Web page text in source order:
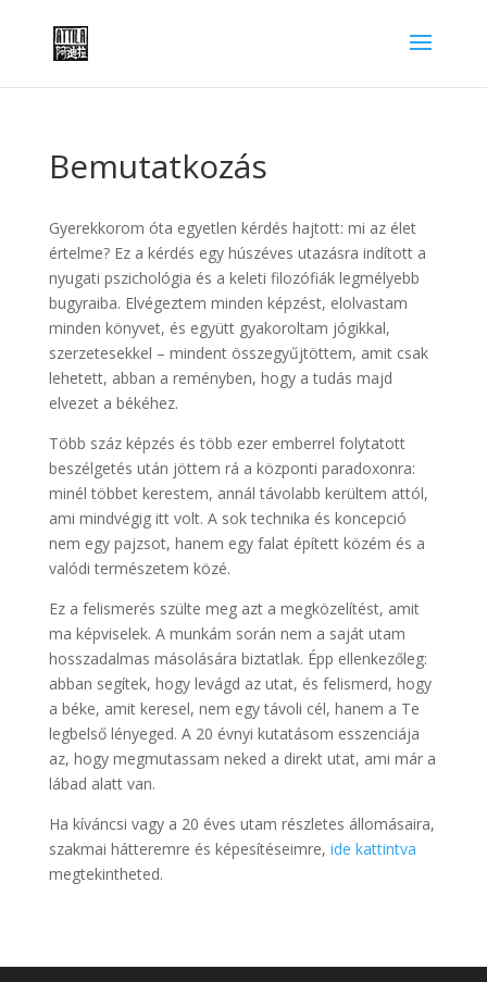
Bemutatkozás
Gyerekkorom óta egyetlen kérdés hajtott: mi az élet
értelme? Ez a kérdés egy húszéves utazásra indított a
nyugati pszichológia és a keleti filozófiák legmélyebb
bugyraiba. Elvégeztem minden képzést, elolvastam
minden könyvet, és együtt gyakoroltam jógikkal,
szerzetesekkel – mindent összegyűjtöttem, amit csak
lehetett, abban a reményben, hogy a tudás majd
elvezet a békéhez.
Több száz képzés és több ezer emberrel folytatott
beszélgetés után jöttem rá a központi paradoxonra:
minél többet kerestem, annál távolabb kerültem attól,
ami mindvégig itt volt. A sok technika és koncepció
nem egy pajzsot, hanem egy falat épített közém és a
valódi természetem közé.
Ez a felismerés szülte meg azt a megközelítést, amit
ma képviselek. A munkám során nem a saját utam
hosszadalmas másolására biztatlak. Épp ellenkezőleg:
abban segítek, hogy levágd az utat, és felismerd, hogy
a béke, amit keresel, nem egy távoli cél, hanem a Te
legbelső lényeged. A 20 évnyi kutatásom esszenciája
az, hogy megmutassam neked a direkt utat, ami már a
lábad alatt van.
Ha kíváncsi vagy a 20 éves utam részletes állomásaira,
szakmai hátteremre és képesítéseimre, ide kattintva
megtekintheted.